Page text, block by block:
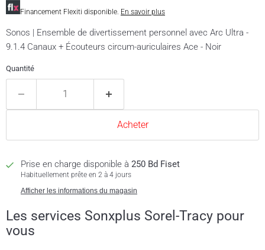
Financement Flexiti disponible. En savoir plus
Sonos | Ensemble de divertissement personnel avec Arc Ultra -
9.1.4 Canaux + Écouteurs circum-auriculaires Ace - Noir
Quantité
Acheter
Prise en charge disponible à 250 Bd Fiset
Habituellement prête en 2 à 4 jours
Afficher les informations du magasin
Les services Sonxplus Sorel-Tracy pour
vous